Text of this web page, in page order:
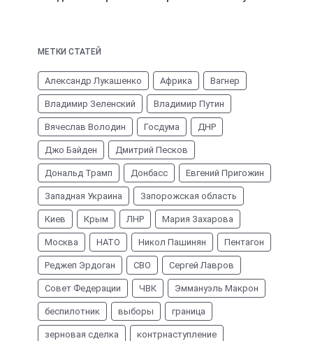
МЕТКИ СТАТЕЙ
Александр Лукашенко Африка Вагнер
Владимир Зеленский Владимир Путин
Вячеслав Володин Госдума ДНР
Джо Байден Дмитрий Песков
Дональд Трамп Донбасс Евгений Пригожин
Западная Украина Запорожская область
Киев Крым ЛНР Мария Захарова
Москва НАТО Никол Пашинян Пентагон
Реджеп Эрдоган СВО Сергей Лавров
Совет Федерации ЧВК Эммануэль Макрон
беспилотник выборы граница
зерновая сделка контрнаступление